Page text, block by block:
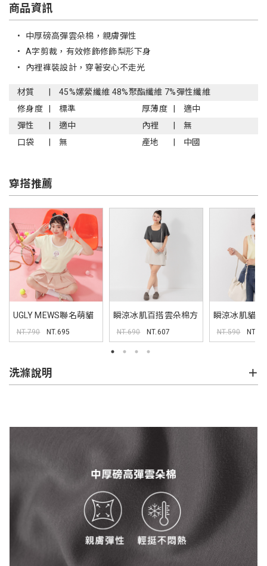
商品資訊
• 中厚磅高彈雲朵棉，親膚彈性
• A字剪裁，有效修飾修飾梨形下身
• 內裡褲裝設計，穿著安心不走光
材質
45%嫘縈纖維 48%聚酯纖維 7%彈性纖維
修身度
標準 厚薄度
適中
彈性
適中 內裡
無
口袋
無 產地 中國
穿搭推薦
UGLY MEWS聯名萌貓
TEE
NT.790 NT.695
瞬涼冰肌百搭雲朵棉方
領TEE
NT.690 NT.607
瞬涼冰肌貓
背心
NT.590
洗滌說明